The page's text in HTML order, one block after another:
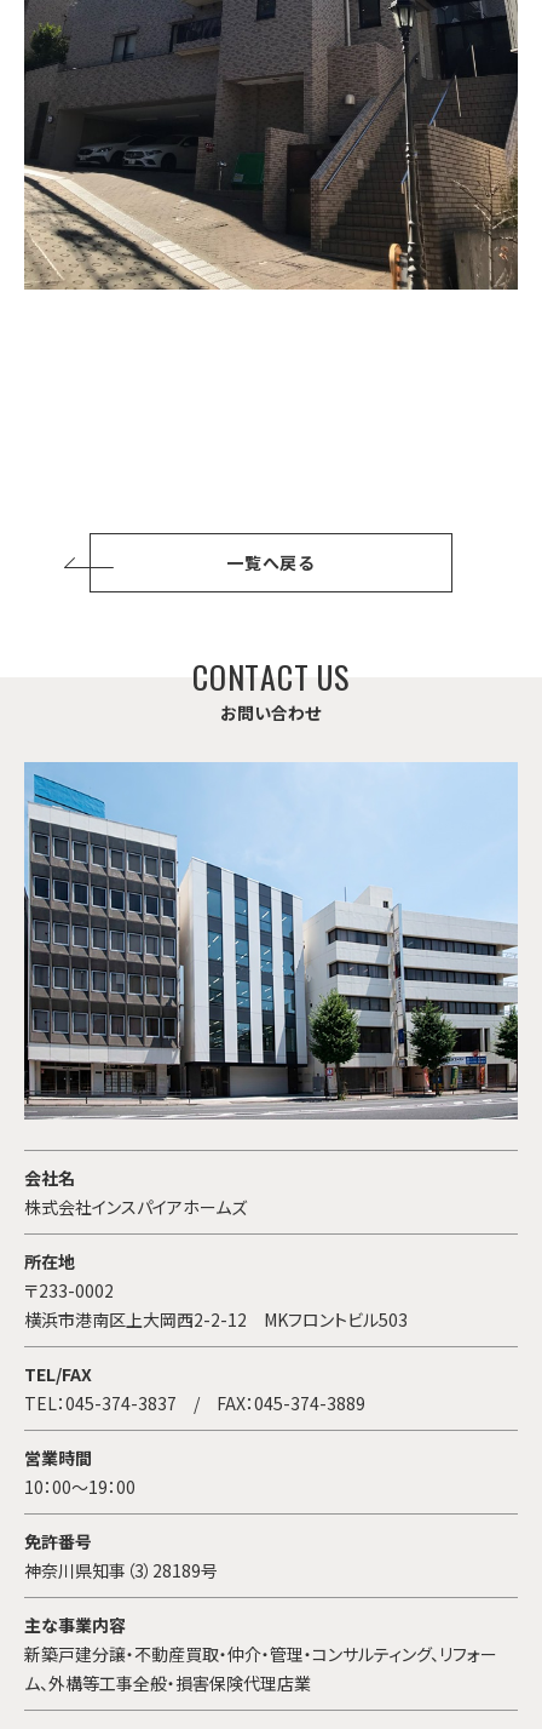
一覧へ戻る
CONTACT US
お問い合わせ
会社名
株式会社インスパイアホームズ
所在地
〒233-0002
横浜市港南区上大岡西2-2-12 MKフロントビル503
TEL/FAX
TEL：045-374-3837 / FAX：045-374-3889
営業時間
10：00～19：00
免許番号
神奈川県知事（3）28189号
主な事業内容
新築戸建分譲・不動産買取・仲介・管理・コンサルティング、リフォー
ム、外構等工事全般・損害保険代理店業